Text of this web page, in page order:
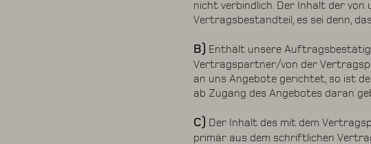
nicht verbindlich. Der Inhalt der von
Vertragsbestandteil, es sei denn,
B) Enthält unsere
Vertragspartner/von der
an uns Angebote gerichtet, so ist
ab Zugang des Angebotes daran
C) Der Inhalt des mit dem
primär aus dem schriftlichen